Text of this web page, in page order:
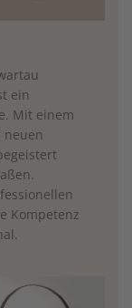
ein
Mit einem
Kompetenz